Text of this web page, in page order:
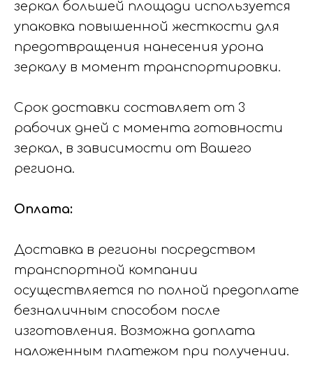
зеркал большей площади используется
упаковка повышенной жесткости для
предотвращения нанесения урона
зеркалу в момент транспортировки.
Срок доставки составляет от 3
рабочих дней с момента готовности
зеркал, в зависимости от Вашего
региона.
Оплата:
Доставка в регионы посредством
транспортной компании
осуществляется по полной предоплате
безналичным способом после
изготовления. Возможна доплата
наложенным платежом при получении.